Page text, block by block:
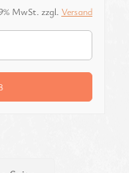
MwSt. zzgl. Versand